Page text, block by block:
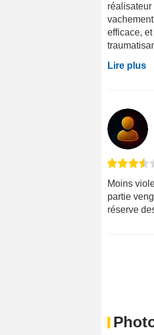
réalisateur
efficace,
Lire plus
Moins
partie
réserve